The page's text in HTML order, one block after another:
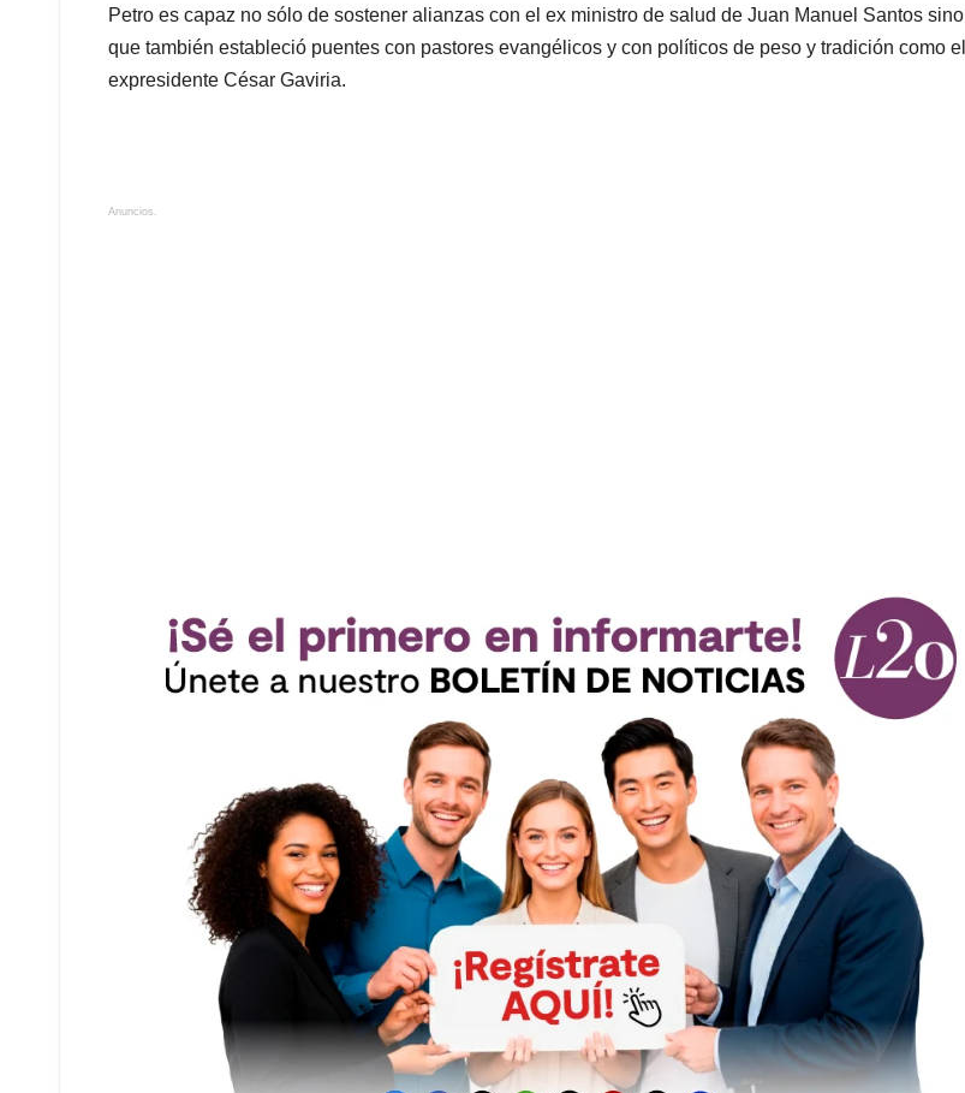
Petro es capaz no sólo de sostener alianzas con el ex ministro de salud de Juan Manuel Santos sino
que también estableció puentes con pastores evangélicos y con políticos de peso y tradición como el
expresidente César Gaviria.
Anuncios.